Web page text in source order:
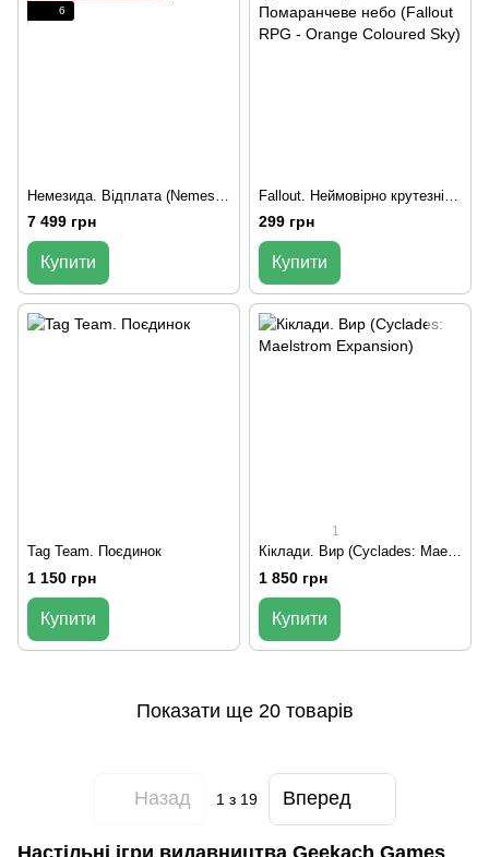
6
7 499 грн
Купити
299 грн
Купити
Tag Team. Поєдинок
1 150 грн
Купити
1
Кіклади. Вир (Cyclades: Maelstrom Expansion)
1 850 грн
Купити
Показати ще 20 товарів
Назад 1 з 19 Вперед
Настільні ігри видавництва Geekach Games